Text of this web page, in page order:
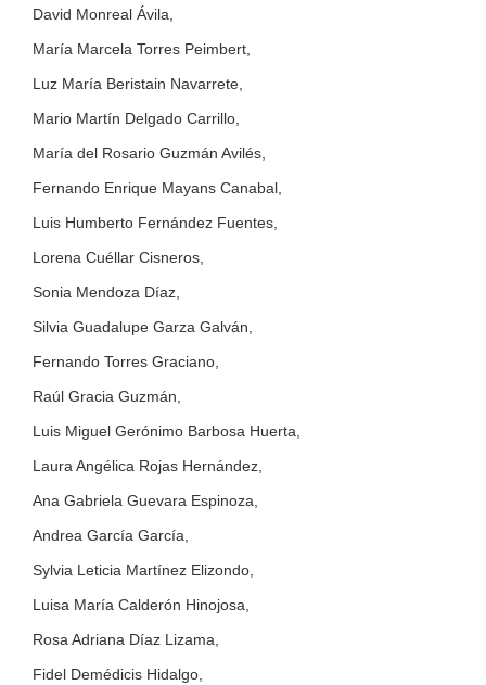
David Monreal Ávila,
María Marcela Torres Peimbert,
Luz María Beristain Navarrete,
Mario Martín Delgado Carrillo,
María del Rosario Guzmán Avilés,
Fernando Enrique Mayans Canabal,
Luis Humberto Fernández Fuentes,
Lorena Cuéllar Cisneros,
Sonia Mendoza Díaz,
Silvia Guadalupe Garza Galván,
Fernando Torres Graciano,
Raúl Gracia Guzmán,
Luis Miguel Gerónimo Barbosa Huerta,
Laura Angélica Rojas Hernández,
Ana Gabriela Guevara Espinoza,
Andrea García García,
Sylvia Leticia Martínez Elizondo,
Luisa María Calderón Hinojosa,
Rosa Adriana Díaz Lizama,
Fidel Demédicis Hidalgo,